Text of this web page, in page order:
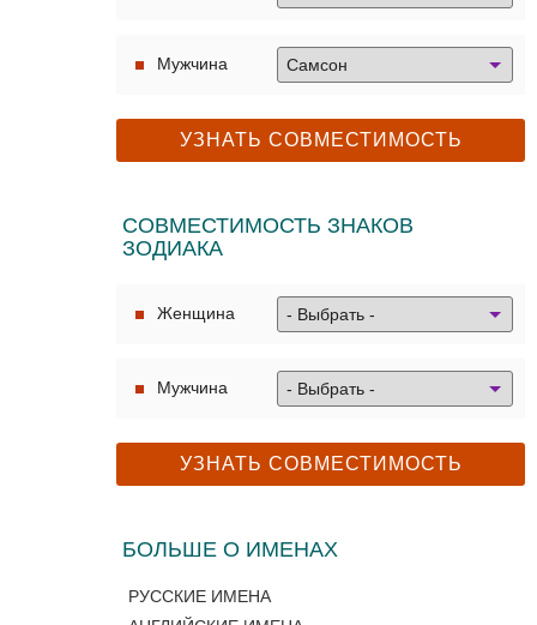
Мужчина
СОВМЕСТИМОСТЬ ЗНАКОВ
ЗОДИАКА
Женщина
Мужчина
БОЛЬШЕ О ИМЕНАХ
РУССКИЕ ИМЕНА